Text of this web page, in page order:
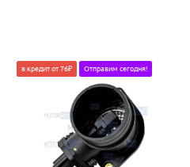
в кредит от 76₽ Отправим сегодня!